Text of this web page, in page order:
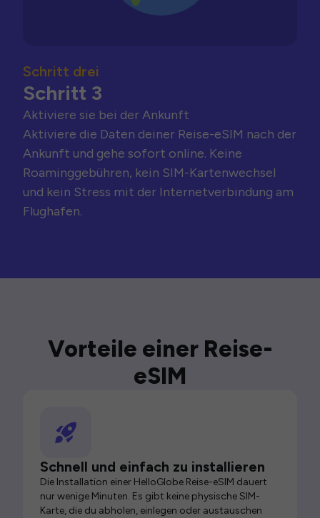
Schritt drei
Schritt 3
Aktiviere sie bei der Ankunft
Aktiviere die Daten deiner Reise-eSIM nach der
Ankunft und gehe sofort online. Keine
Roaminggebühren, kein SIM-Kartenwechsel
und kein Stress mit der Internetverbindung am
Flughafen.
Vorteile einer Reise-
eSIM
Schnell und einfach zu installieren
Die Installation einer HelloGlobe Reise-eSIM dauert
nur wenige Minuten. Es gibt keine physische SIM-
Karte, die du abholen, einlegen oder austauschen